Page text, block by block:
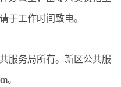
于工作时间致电。
务局所有。新区公共服
。